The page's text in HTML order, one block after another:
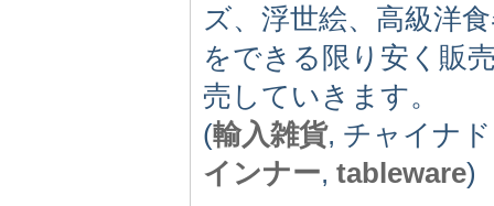
ズ、浮世絵、高級洋
をできる限り安く販
売していきます。
(輸入雑貨, チャイナ
インナー, tableware)